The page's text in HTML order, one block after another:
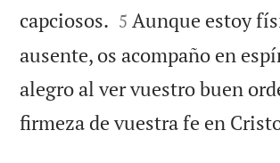
capciosos. 

5 Aunque estoy
ausente, os acompaño en
alegro al ver vuestro buen
firmeza de vuestra fe en